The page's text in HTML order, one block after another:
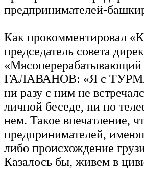
предпринимателей-
Как прокомментировал
председатель совета
ГАЛАВАНОВ: «Я с
ни разу с ним не
личной беседе, ни по
нем. Такое впечатление,
предпринимателей,
либо происхождение
Казалось бы, живем в